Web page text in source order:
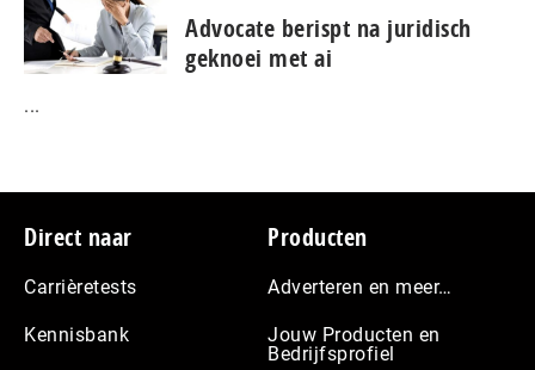
Advocate berispt na juridisch
geknoei met ai
...
Footer
Direct naar
Carrièretests
Kennisbank
Producten
Adverteren en meer…
Jouw Producten en
Bedrijfsprofiel